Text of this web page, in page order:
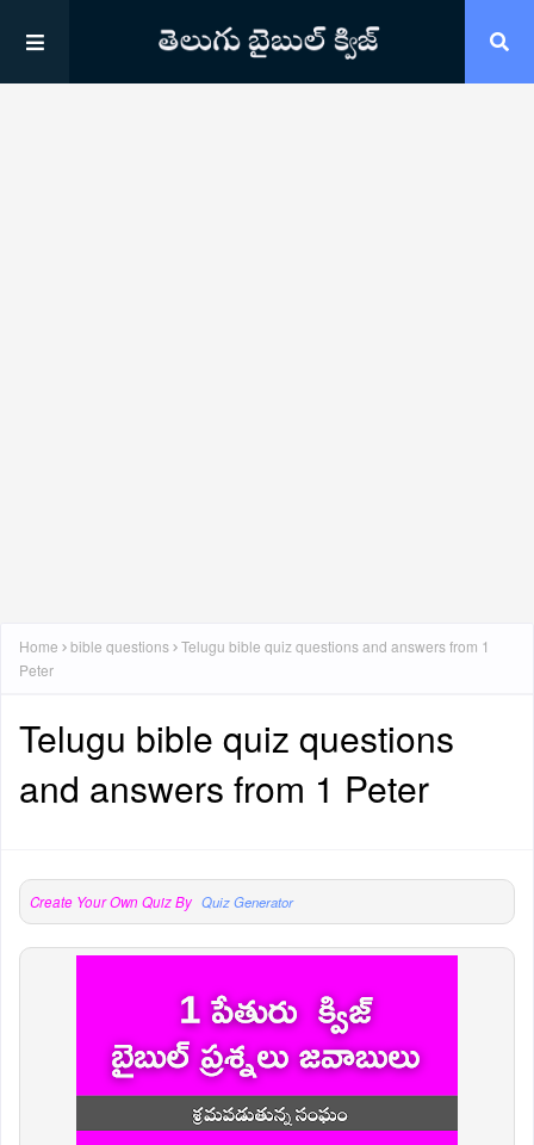
Home bible questions Telugu bible quiz questions and answers from 1
Peter
Telugu bible quiz questions
and answers from 1 Peter
Create Your Own Quiz By Quiz Generator